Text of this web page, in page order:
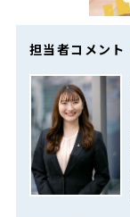
担当者コメント